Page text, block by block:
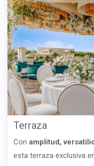
Terraza
Con amplitud,
esta terraza exclusiva